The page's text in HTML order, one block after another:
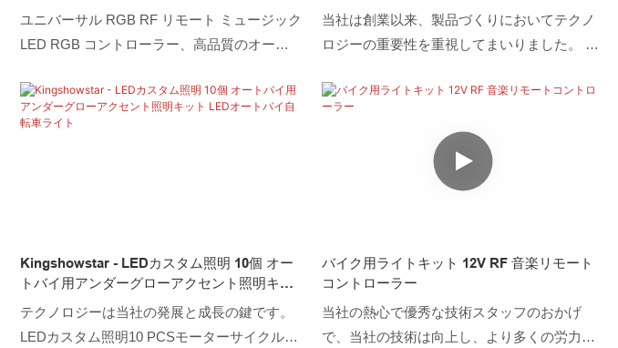
トローラー
ユニバーサル RGB RF リモート ミュージック
LED RGB コントローラー、高品質のオート
Kingshowstar のメイン LED 自動車ライト、
LED ロック ライト、LED ホイップ ライト、
スター テクノロジー株式会社は、 幅広い製品
シリーズを独自に開発・製造する能力を有し
ています。 新しく発売された製品である調光
器にご興味がございましたら、当社について
コントローラー、LEDロックライトRFコント
ローラー用
当社は創業以来、製品づくりにおいてテクノ
ロジーの重要性を重視してまいりました。 ハ
ピードアップし、LEDロックライトの性能を
ュージックリモートスマートフォンコントロ
ーラーが保証されたことが証明されていま
す。現在、この製品はオートバイ照明システ
Kingshowstar - LEDカスタム照明 10個 オー
トバイ用アンダーグローアクセント照明キッ
ト LEDオートバイ自転車ライト
テクノロジーは当社の発展と成長の鍵です。
LEDカスタム照明10 PCSモーターサイクルア
バイク用ライトキット 12V RF 音楽リモート
コントローラー
当社の熱心で優秀な技術スタッフのおかげ
で、当社の技術は向上し、より多くの労力と